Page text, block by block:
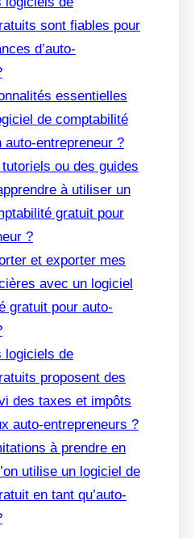
sont fiables pour
d’auto-
essentielles
de comptabilité
auto-entrepreneur ?
ou des guides
à utiliser un
gratuit pour
?
et exporter mes
avec un logiciel
gratuit pour auto-
logiciels de
proposent des
des taxes et impôts
auto-entrepreneurs ?
à prendre en
utilise un logiciel de
en tant qu’auto-